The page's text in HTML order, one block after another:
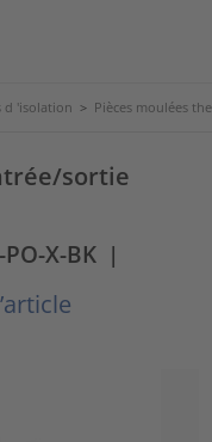
d 'isolation > Pièces moulées
sortie
X-BK |